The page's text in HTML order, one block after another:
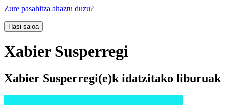
Zure pasahitza ahaztu duzu?
Hasi saioa
Xabier Susperregi
Xabier Susperregi(e)k idatzitako liburuak